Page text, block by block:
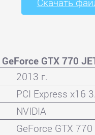
GTX 770
2013 г.
PCI Express x16
NVIDIA
GeForce GTX 770